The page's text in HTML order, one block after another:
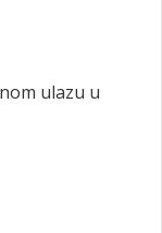
ulazu u